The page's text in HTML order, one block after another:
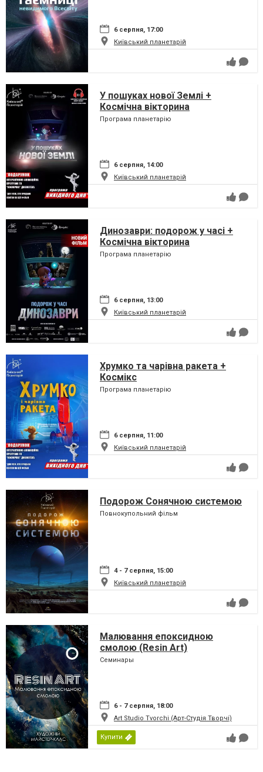
6 серпня, 17:00
Київський планетарій
У пошуках нової Землі +
Космічна вікторина
Програма планетарію
6 серпня, 14:00
Київський планетарій
Динозаври: подорож у часі +
Космічна вікторина
Програма планетарію
6 серпня, 13:00
Київський планетарій
Хрумко та чарівна ракета +
Космікс
Програма планетарію
6 серпня, 11:00
Київський планетарій
Подорож Сонячною системою
Повнокупольний фільм
4 - 7 серпня, 15:00
Київський планетарій
Малювання епоксидною
смолою (Resin Art)
Семинары
6 - 7 серпня, 18:00
Art Studio Tvorchi (Арт-Студія Творчі)
Купити